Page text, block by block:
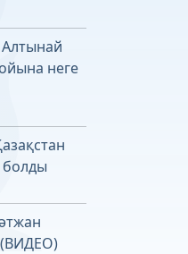
неге
болды
(ВИДЕО)